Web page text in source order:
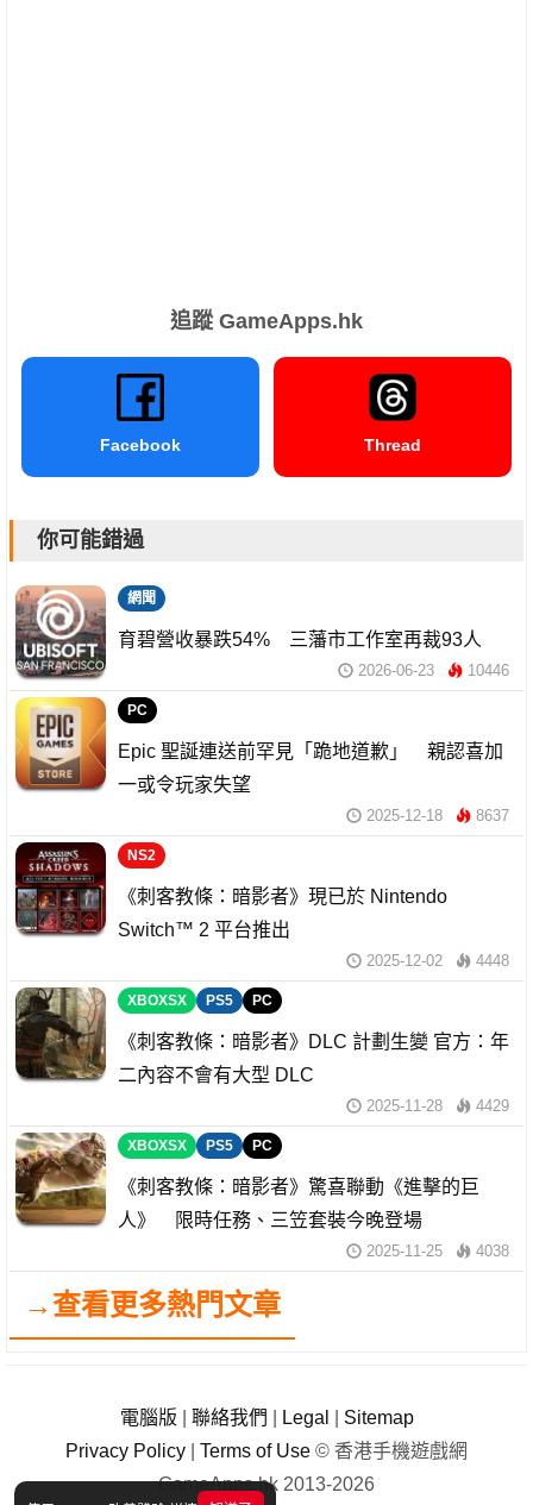
追蹤 GameApps.hk
Facebook Thread
你可能錯過
網聞
育碧營收暴跌54% 三藩市工作室再裁93人
2026-06-23 10446
PC
Epic 聖誕連送前罕見「跪地道歉」 親認喜加
一或令玩家失望
2025-12-18 8637
NS2
《刺客教條：暗影者》現已於 Nintendo
Switch™ 2 平台推出
2025-12-02 4448
XBOXSX PS5 PC
《刺客教條：暗影者》DLC 計劃生變 官方：年
二內容不會有大型 DLC
2025-11-28 4429
XBOXSX PS5 PC
《刺客教條：暗影者》驚喜聯動《進擊的巨
人》 限時任務、三笠套裝今晚登場
2025-11-25 4038
→查看更多熱門文章
電腦版 聯絡我們 Legal
Sitemap
Privacy Policy
Terms of Use © 香港手機遊戲網
GameApps.hk 2013-2026